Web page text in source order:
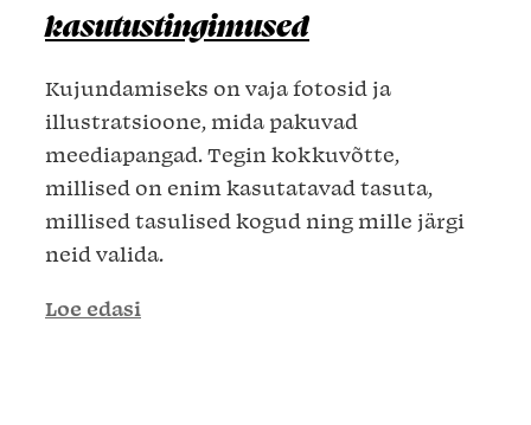
kasutustingimused
Kujundamiseks on vaja fotosid ja
illustratsioone, mida pakuvad
meediapangad. Tegin kokkuvõtte,
millised on enim kasutatavad tasuta,
millised tasulised kogud ning mille järgi
neid valida.
Loe edasi